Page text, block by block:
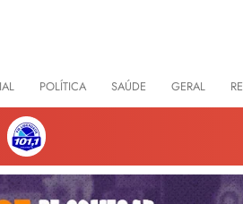
POLÍTICA SAÚDE GERAL